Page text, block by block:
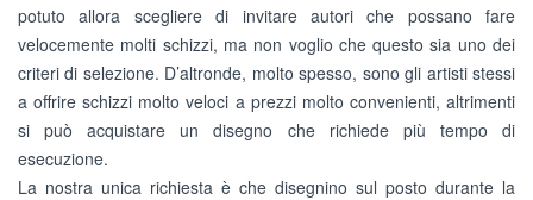
potuto allora scegliere di invitare autori che possano fare
velocemente molti schizzi, ma non voglio che questo sia uno dei
criteri di selezione. D’altronde, molto spesso, sono gli artisti stessi
a offrire schizzi molto veloci a prezzi molto convenienti, altrimenti
si può acquistare un disegno che richiede più tempo di
esecuzione.
La nostra unica richiesta è che disegnino sul posto durante la